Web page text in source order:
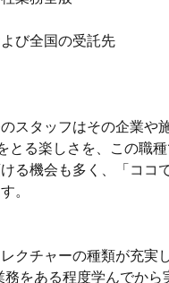
び全国の受託先
スタッフはその企業や
とる楽しさを、この職
る機会も多く、「ココ
。
クチャーの種類が充実
をある程度学んでから